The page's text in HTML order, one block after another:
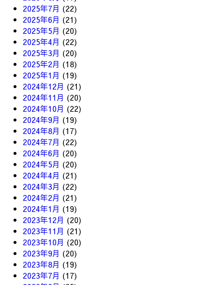
2025年7月 (22)
2025年6月 (21)
2025年5月 (20)
2025年4月 (22)
2025年3月 (20)
2025年2月 (18)
2025年1月 (19)
2024年12月 (21)
2024年11月 (20)
2024年10月 (22)
2024年9月 (19)
2024年8月 (17)
2024年7月 (22)
2024年6月 (20)
2024年5月 (20)
2024年4月 (21)
2024年3月 (22)
2024年2月 (21)
2024年1月 (19)
2023年12月 (20)
2023年11月 (21)
2023年10月 (20)
2023年9月 (20)
2023年8月 (19)
2023年7月 (17)